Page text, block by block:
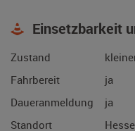
Einsetzbarkeit
Zustand
Fahrbereit
ja
Daueranmeldung
ja
Standort